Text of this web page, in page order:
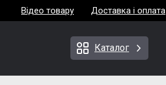
Відео товару Доставка і оплата
Каталог